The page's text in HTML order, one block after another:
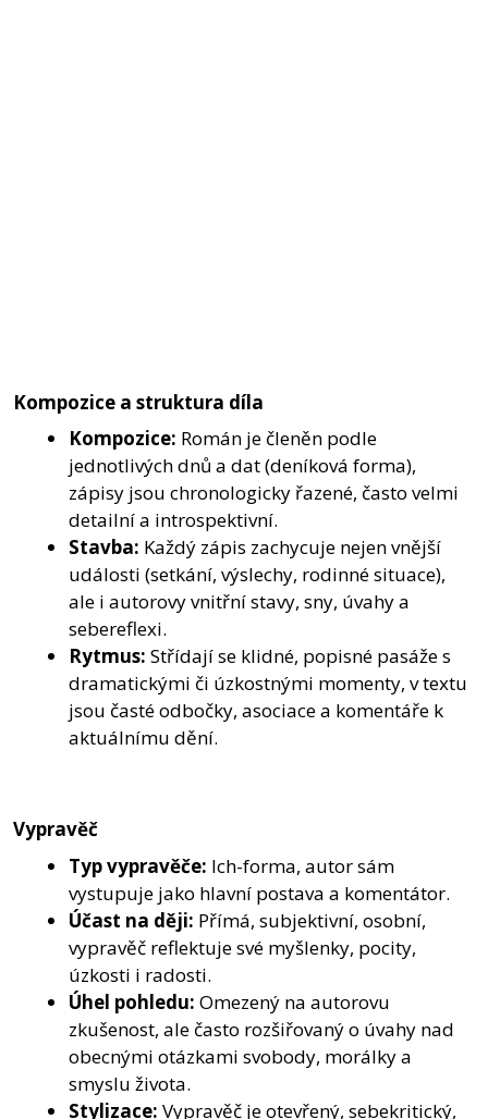
Kompozice a struktura díla
Kompozice: Román je členěn podle
jednotlivých dnů a dat (deníková forma),
zápisy jsou chronologicky řazené, často velmi
detailní a introspektivní.
Stavba: Každý zápis zachycuje nejen vnější
události (setkání, výslechy, rodinné situace),
ale i autorovy vnitřní stavy, sny, úvahy a
sebereflexi.
Rytmus: Střídají se klidné, popisné pasáže s
dramatickými či úzkostnými momenty, v textu
jsou časté odbočky, asociace a komentáře k
aktuálnímu dění.
Vypravěč
Typ vypravěče: Ich-forma, autor sám
vystupuje jako hlavní postava a komentátor.
Účast na ději: Přímá, subjektivní, osobní,
vypravěč reflektuje své myšlenky, pocity,
úzkosti i radosti.
Úhel pohledu: Omezený na autorovu
zkušenost, ale často rozšiřovaný o úvahy nad
obecnými otázkami svobody, morálky a
smyslu života.
Stylizace: Vypravěč je otevřený, sebekritický,